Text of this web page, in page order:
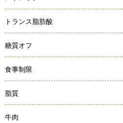
トランス脂肪酸
糖質オフ
食事制限
脂質
牛肉